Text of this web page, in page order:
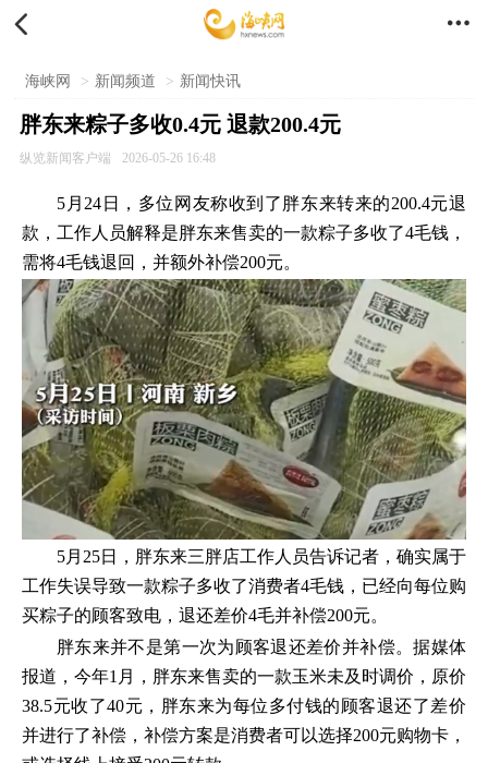
 
海峡网 > 新闻频道 > 新闻快讯
胖东来粽子多收0.4元 退款200.4元
纵览新闻客户端 2026-05-26 16:48
5月24日，多位网友称收到了胖东来转来的200.4元退
款，工作人员解释是胖东来售卖的一款粽子多收了4毛钱，
需将4毛钱退回，并额外补偿200元。
5月25日，胖东来三胖店工作人员告诉记者，确实属于
工作失误导致一款粽子多收了消费者4毛钱，已经向每位购
买粽子的顾客致电，退还差价4毛并补偿200元。
胖东来并不是第一次为顾客退还差价并补偿。据媒体
报道，今年1月，胖东来售卖的一款玉米未及时调价，原价
38.5元收了40元，胖东来为每位多付钱的顾客退还了差价
并进行了补偿，补偿方案是消费者可以选择200元购物卡，